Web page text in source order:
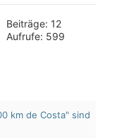
Beiträge: 12
Aufrufe: 599
km de Costa" sind